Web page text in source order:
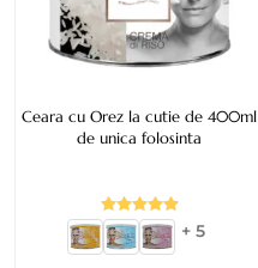
Ceara cu Orez la cutie de 400ml
de unica folosinta
+ 5